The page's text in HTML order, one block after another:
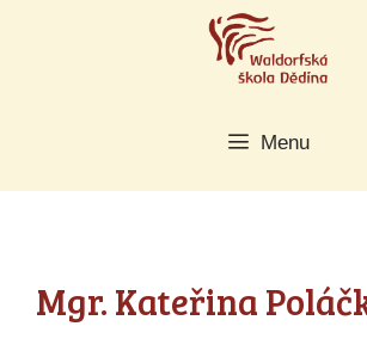
Menu
Mgr. Kateřina